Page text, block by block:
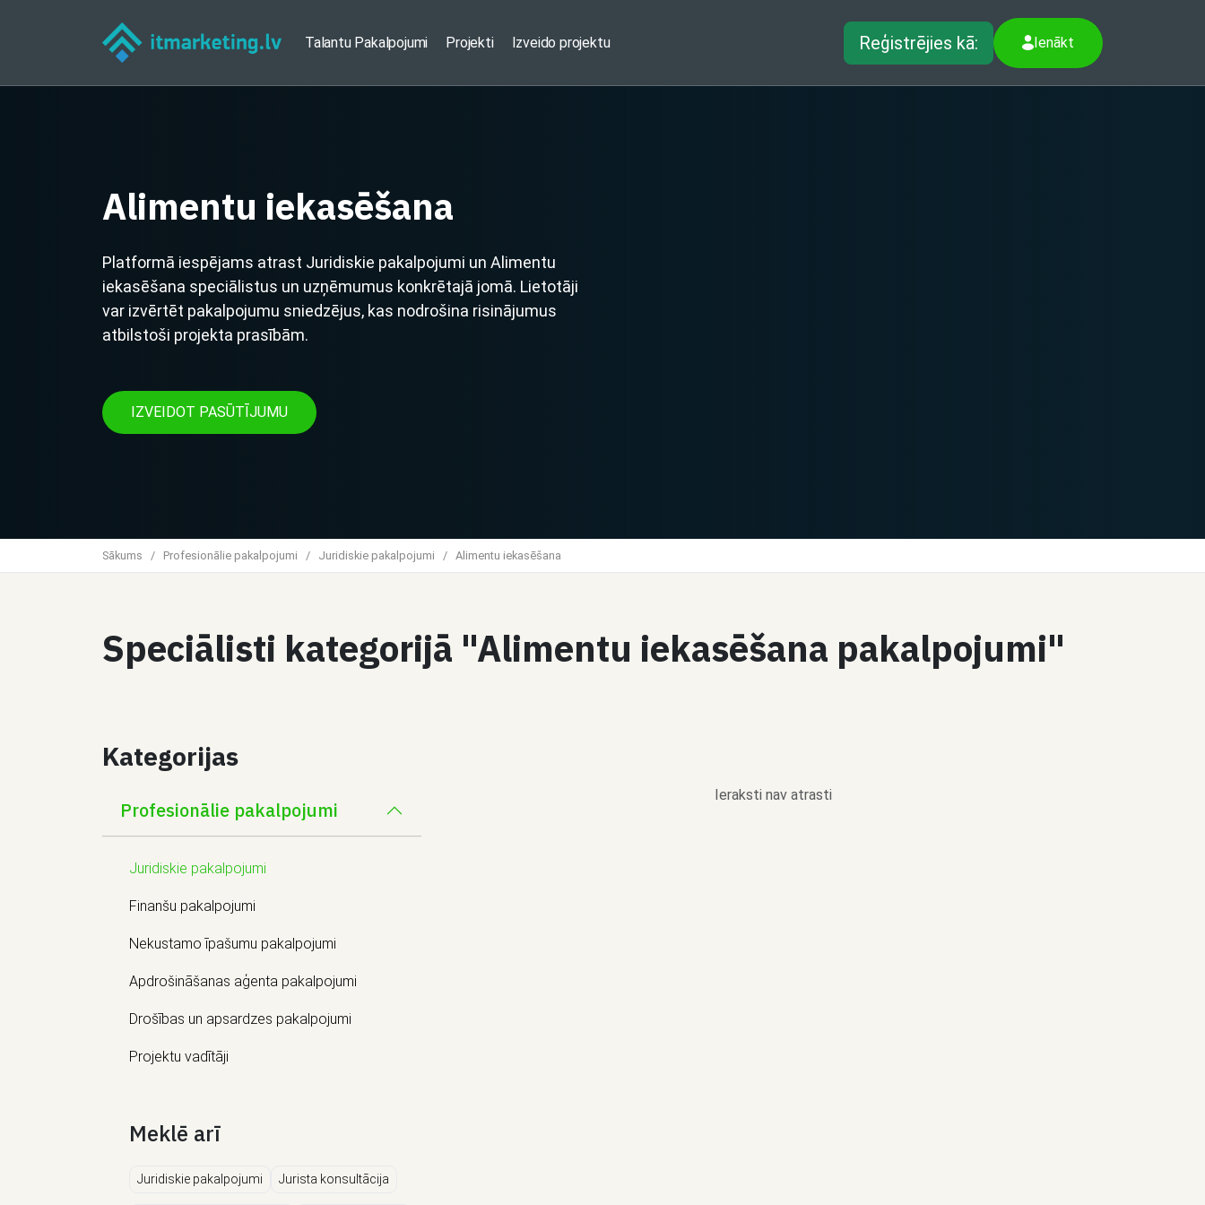
Talantu Pakalpojumi Projekti Izveido projektu Reģistrējies kā: Ienākt
Alimentu iekasēšana
Platformā iespējams atrast Juridiskie pakalpojumi un Alimentu
iekasēšana speciālistus un uzņēmumus konkrētajā jomā. Lietotāji
var izvērtēt pakalpojumu sniedzējus, kas nodrošina risinājumus
atbilstoši projekta prasībām.
IZVEIDOT PASŪTĪJUMU
Sākums / Profesionālie pakalpojumi / Juridiskie pakalpojumi / Alimentu iekasēšana
Speciālisti kategorijā "Alimentu iekasēšana pakalpojumi"
Kategorijas
Profesionālie pakalpojumi
Juridiskie pakalpojumi
Finanšu pakalpojumi
Nekustamo īpašumu pakalpojumi
Apdrošināšanas aģenta pakalpojumi
Drošības un apsardzes pakalpojumi
Projektu vadītāji
Meklē arī
Juridiskie pakalpojumi Jurista konsultācija
Ieraksti nav atrasti